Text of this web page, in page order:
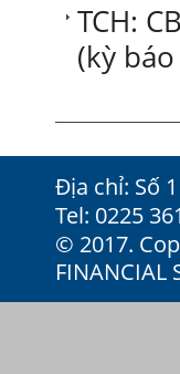
TCH:
(kỳ
Địa chỉ: Số
Tel: 0225
© 2017.
FINANCIAL